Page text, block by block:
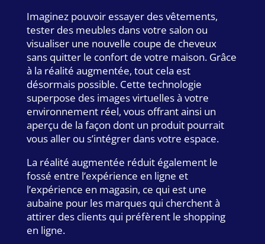
Imaginez pouvoir essayer des vêtements,
tester des meubles dans votre salon ou
visualiser une nouvelle coupe de cheveux
sans quitter le confort de votre maison. Grâce
à la réalité augmentée, tout cela est
désormais possible. Cette technologie
superpose des images virtuelles à votre
environnement réel, vous offrant ainsi un
aperçu de la façon dont un produit pourrait
vous aller ou s’intégrer dans votre espace.
La réalité augmentée réduit également le
fossé entre l’expérience en ligne et
l’expérience en magasin, ce qui est une
aubaine pour les marques qui cherchent à
attirer des clients qui préfèrent le shopping
en ligne.